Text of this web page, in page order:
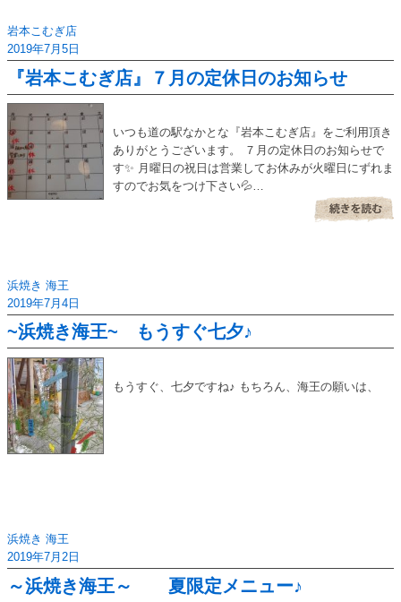
岩本こむぎ店
2019年7月5日
『岩本こむぎ店』７月の定休日のお知らせ
いつも道の駅なかとな『岩本こむぎ店』をご利用頂き
ありがとうございます。 ７月の定休日のお知らせで
す✨ 月曜日の祝日は営業してお休みが火曜日にずれま
すのでお気をつけ下さい💦…
浜焼き 海王
2019年7月4日
~浜焼き海王~ もうすぐ七夕♪
もうすぐ、七夕ですね♪ もちろん、海王の願いは、
浜焼き 海王
2019年7月2日
～浜焼き海王～ 夏限定メニュー♪